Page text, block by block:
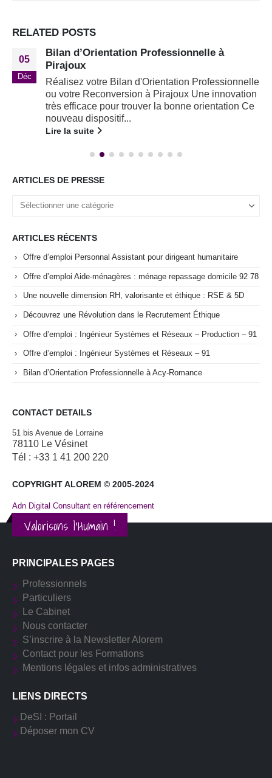
RELATED POSTS
05
Déc
Bilan d’Orientation Professionnelle à
Pirajoux
Réalisez votre Bilan d'Orientation Professionnelle
ou votre Reconversion à Pirajoux Une innovation
très efficace pour trouver la bonne orientation Ce
nouveau dispositif...
Lire la suite
ARTICLES DE PRESSE
ARTICLES RÉCENTS
Offre d’emploi Personnal Assistant pour dirigeant humanitaire
Offre d’emploi Aide-ménagères : ménage repassage domicile 92 78
Une nouvelle dimension RH, valorisante et éthique : RSE & 5D
Découvrez une Révolution dans le Recrutement Éthique
Offre d’emploi : Ingénieur Systèmes et Réseaux – Production – 91
Offre d’emploi : Ingénieur Systèmes et Réseaux – 91
Bilan d’Orientation Professionnelle à Acy-Romance
CONTACT DETAILS
51 bis Avenue de Lorraine
78110 Le Vésinet
Tél : +33 1 41 200 220
COPYRIGHT ALOREM © 2005-2024
Adn Digital Consultant en référencement
Valorisons l'Humain !
PRINCIPALES PAGES
Professionnels
Particuliers
Le Cabinet
Nous contacter
S’inscrire à la Newsletter Alorem
Contact pour les Formations
Mentions légales et infos administratives
LIENS DIRECTS
DeSI : Portail
Déposer mon CV